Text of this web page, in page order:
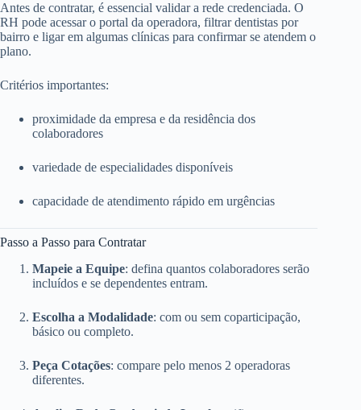
Antes de contratar, é essencial validar a rede credenciada. O
RH pode acessar o portal da operadora, filtrar dentistas por
bairro e ligar em algumas clínicas para confirmar se atendem o
plano.
Critérios importantes:
proximidade da empresa e da residência dos
colaboradores
variedade de especialidades disponíveis
capacidade de atendimento rápido em urgências
Passo a Passo para Contratar
Mapeie a Equipe: defina quantos colaboradores serão
incluídos e se dependentes entram.
Escolha a Modalidade: com ou sem coparticipação,
básico ou completo.
Peça Cotações: compare pelo menos 2 operadoras
diferentes.